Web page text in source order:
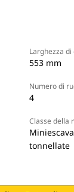
Larghezza
553 mm
Numero di
4
Classe della
tonnellate